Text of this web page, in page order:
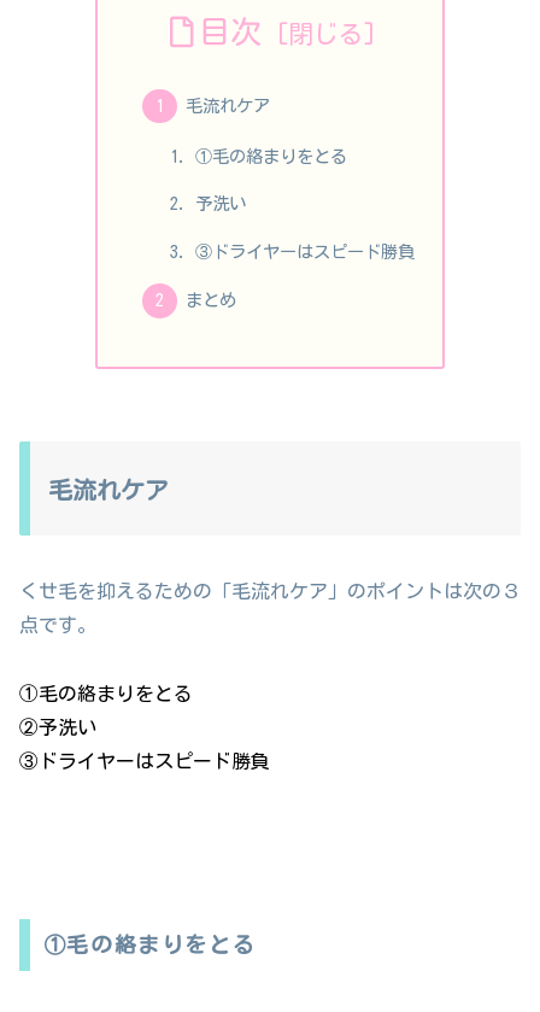
目次
毛流れケア
①毛の絡まりをとる
予洗い
③ドライヤーはスピード勝負
まとめ
毛流れケア
くせ毛を抑えるための「毛流れケア」のポイントは次の３
点です。
①毛の絡まりをとる
②予洗い
③ドライヤーはスピード勝負
①毛の絡まりをとる